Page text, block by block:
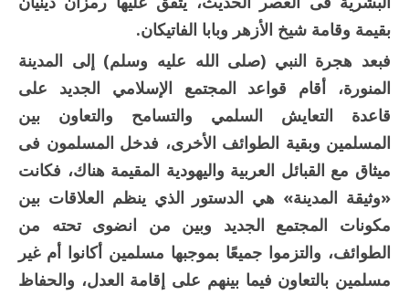
بقيمة وقامة شيخ الأزهر وبابا الفاتيكان.
فبعد هجرة النبي (صلى الله عليه وسلم) إلى المدينة
المنورة، أقام قواعد المجتمع الإسلامي الجديد على
قاعدة التعايش السلمي والتسامح والتعاون بين
المسلمين وبقية الطوائف الأخرى، فدخل المسلمون فى
ميثاق مع القبائل العربية واليهودية المقيمة هناك، فكانت
«وثيقة المدينة» هي الدستور الذي ينظم العلاقات بين
مكونات المجتمع الجديد وبين من انضوى تحته من
الطوائف، والتزموا جميعًا بموجبها مسلمين أكانوا أم غير
مسلمين بالتعاون فيما بينهم على إقامة العدل، والحفاظ